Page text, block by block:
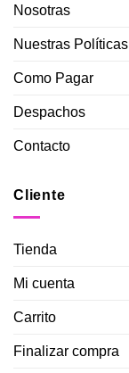
Nosotras
Nuestras Políticas
Como Pagar
Despachos
Contacto
Cliente
Tienda
Mi cuenta
Carrito
Finalizar compra